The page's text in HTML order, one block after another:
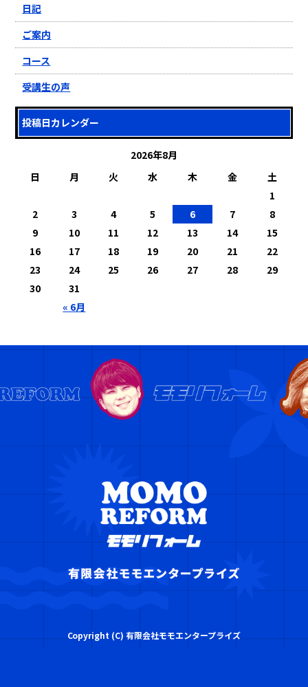
日記
ご案内
コース
受講生の声
投稿日カレンダー
2026年8月
日
月 火 水 木 金 土
« 6月
1
2
3 4 5 6 7
8
9
10 11 12 13 14
15
16
17 18 19 20 21
22
23
24 25 26 27 28
29
30
31
Copyright (C) 有限会社モモエンタープライズ